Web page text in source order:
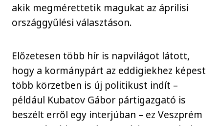
akik megmérettetik magukat az áprilisi
országgyűlési választáson.
Előzetesen több hír is napvilágot látott,
hogy a kormánypárt az eddigiekhez képest
több körzetben is új politikust indít –
például Kubatov Gábor pártigazgató is
beszélt erről egy interjúban – ez Veszprém